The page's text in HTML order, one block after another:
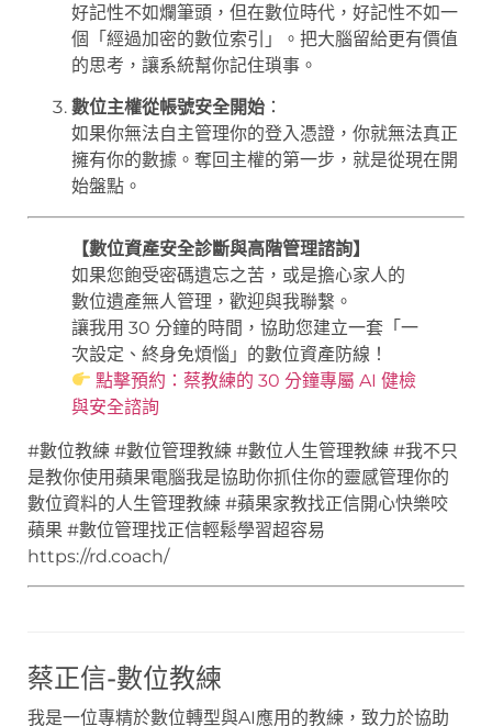
好記性不如爛筆頭，但在數位時代，好記性不如一
個「經過加密的數位索引」。把大腦留給更有價值
的思考，讓系統幫你記住瑣事。
數位主權從帳號安全開始 ：
如果你無法自主管理你的登入憑證，你就無法真正
擁有你的數據。奪回主權的第一步，就是從現在開
始盤點。
【數位資產安全診斷與高階管理諮詢】
如果您飽受密碼遺忘之苦，或是擔心家人的
數位遺產無人管理，歡迎與我聯繫。
讓我用 30 分鐘的時間，協助您建立一套「一
次設定、終身免煩惱」的數位資產防線！
點擊預約：蔡教練的 30 分鐘專屬 AI 健檢
與安全諮詢
#數位教練 #數位管理教練 #數位人生管理教練 #我不只
是教你使用蘋果電腦我是協助你抓住你的靈感管理你的
數位資料的人生管理教練 #蘋果家教找正信開心快樂咬
蘋果 #數位管理找正信輕鬆學習超容易
https://rd.coach/
蔡正信-數位教練
我是一位專精於數位轉型與AI應用的教練，致力於協助